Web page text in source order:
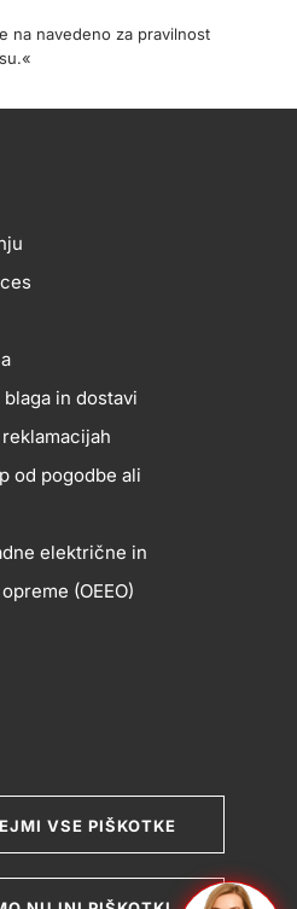
VSE PIŠKOTKE
na navedeno za pravilnost
in dostavi
od pogodbe ali
električne in
(OEEO)